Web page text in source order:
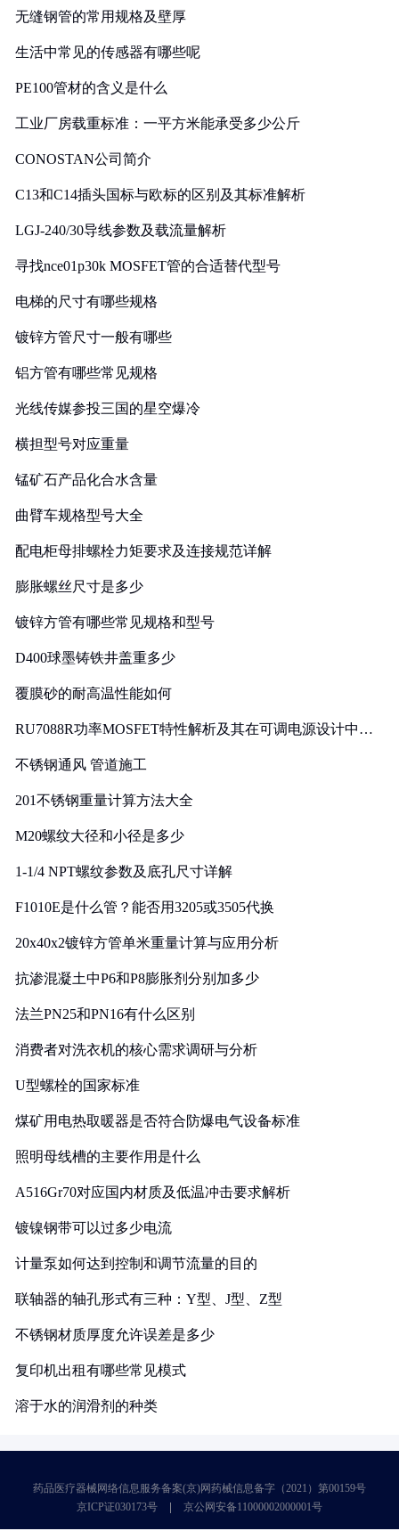
无缝钢管的常用规格及壁厚
生活中常见的传感器有哪些呢
PE100管材的含义是什么
工业厂房载重标准：一平方米能承受多少公斤
CONOSTAN公司简介
C13和C14插头国标与欧标的区别及其标准解析
LGJ-240/30导线参数及载流量解析
寻找nce01p30k MOSFET管的合适替代型号
电梯的尺寸有哪些规格
镀锌方管尺寸一般有哪些
铝方管有哪些常见规格
光线传媒参投三国的星空爆冷
横担型号对应重量
锰矿石产品化合水含量
曲臂车规格型号大全
配电柜母排螺栓力矩要求及连接规范详解
膨胀螺丝尺寸是多少
镀锌方管有哪些常见规格和型号
D400球墨铸铁井盖重多少
覆膜砂的耐高温性能如何
RU7088R功率MOSFET特性解析及其在可调电源设计中的
不锈钢通风 管道施工
201不锈钢重量计算方法大全
M20螺纹大径和小径是多少
1-1/4 NPT螺纹参数及底孔尺寸详解
F1010E是什么管？能否用3205或3505代换
20x40x2镀锌方管单米重量计算与应用分析
抗渗混凝土中P6和P8膨胀剂分别加多少
法兰PN25和PN16有什么区别
消费者对洗衣机的核心需求调研与分析
U型螺栓的国家标准
煤矿用电热取暖器是否符合防爆电气设备标准
照明母线槽的主要作用是什么
A516Gr70对应国内材质及低温冲击要求解析
镀镍钢带可以过多少电流
计量泵如何达到控制和调节流量的目的
联轴器的轴孔形式有三种：Y型、J型、Z型
不锈钢材质厚度允许误差是多少
复印机出租有哪些常见模式
溶于水的润滑剂的种类
药品医疗器械网络信息服务备案(京)网药械信息备字（2021）第00159号
京ICP证030173号
京公网安备11000002000001号